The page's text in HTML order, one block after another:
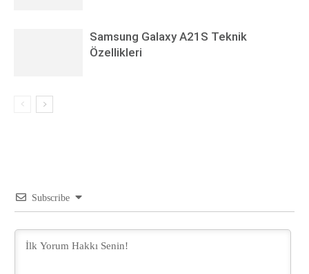
Samsung Galaxy A21S Teknik
Özellikleri
Subscribe